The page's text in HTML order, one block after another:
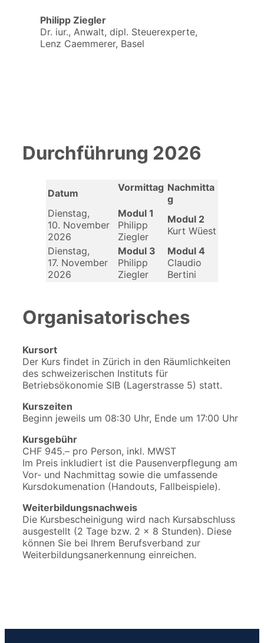
Philipp Ziegler
Dr. iur., Anwalt, dipl. Steuerexperte,
Lenz Caemmerer, Basel
Durchführung 2026
Datum Vormittag Nachmitta
g
Dienstag,
10. November
2026
Modul 1
Philipp
Ziegler
Modul 2
Kurt Wüest
Dienstag,
17. November
2026
Modul 3
Philipp
Ziegler
Modul 4
Claudio
Bertini
Organisatorisches
Kursort
Der Kurs findet in Zürich in den Räumlichkeiten
des schweizerischen Instituts für
Betriebsökonomie SIB (Lagerstrasse 5) statt.
Kurszeiten
Beginn jeweils um 08:30 Uhr, Ende um 17:00 Uhr
Kursgebühr
CHF 945.– pro Person, inkl. MWST
Im Preis inkludiert ist die Pausenverpflegung am
Vor- und Nachmittag sowie die umfassende
Kursdokumenation (Handouts, Fallbeispiele).
Weiterbildungsnachweis
Die Kursbescheinigung wird nach Kursabschluss
ausgestellt (2 Tage bzw. 2 × 8 Stunden). Diese
können Sie bei Ihrem Berufsverband zur
Weiterbildungsanerkennung einreichen.